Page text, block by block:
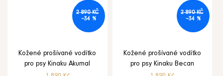
2 890 KČ
–34 %
Kožené prošívané vodítko
pro psy Kinaku Akumal
2 890 KČ
–34 %
Kožené prošívané vodítko
pro psy Kinaku Becan